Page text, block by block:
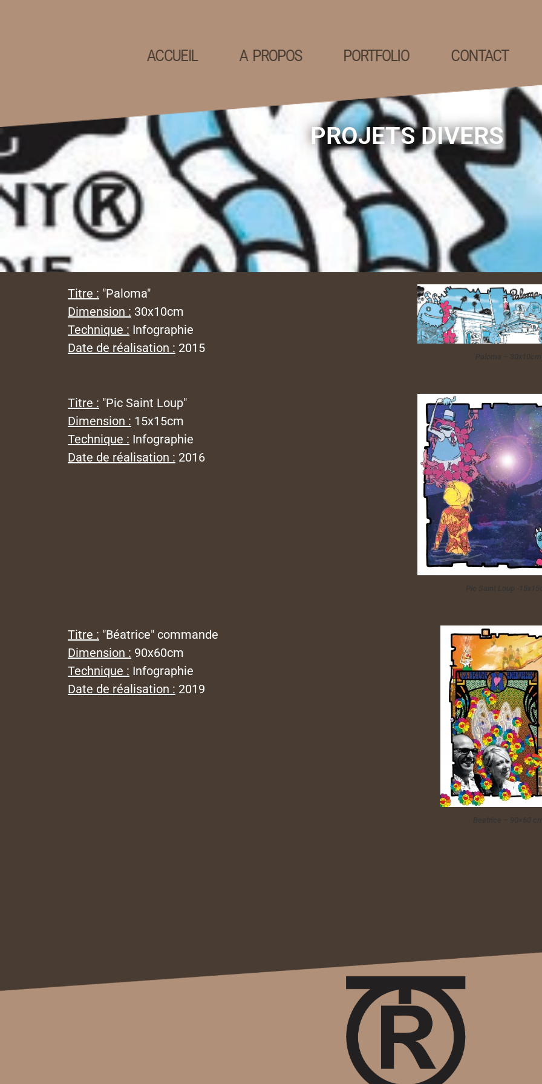
ACCUEIL A PROPOS PORTFOLIO CONTACT
PROJETS DIVERS
Titre : "Paloma"
Dimension : 30x10cm
Technique : Infographie
Date de réalisation : 2015
Titre : "Pic Saint Loup"
Dimension : 15x15cm
Technique : Infographie
Date de réalisation : 2016
Titre : "Béatrice" commande
Dimension : 90x60cm
Technique : Infographie
Date de réalisation : 2019